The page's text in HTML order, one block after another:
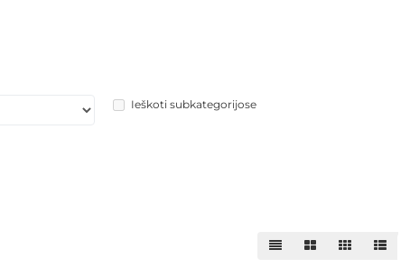
Ieškoti subkategorijose